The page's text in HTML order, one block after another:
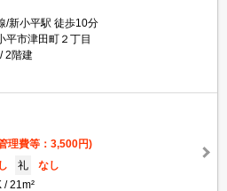
/新小平駅 徒歩10分
平市津田町２丁目
2階建
理費等：3,500円)
礼
なし
21m²